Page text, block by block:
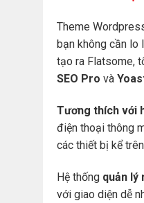
Theme
bạn không cần lo
tạo ra Flatsome,
SEO Pro và
Tương thích với
điện thoại thông
các thiết bị kể
Hệ thống quản lý
với giao diện dễ